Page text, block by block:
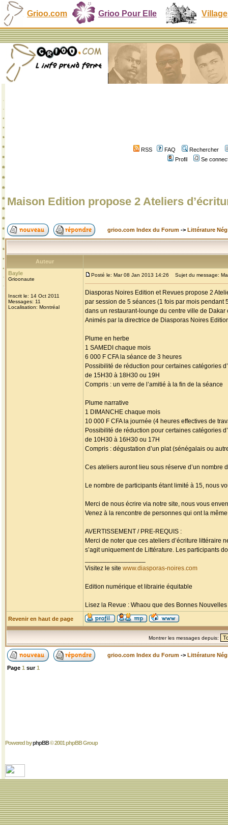
Grioo.com Grioo Pour Elle Village
RSS FAQ
Rechercher
Profil
Se
Maison Edition propose 2 Ateliers
grioo.com Index du Forum -> Littérature
Auteur
Bayle
Grioonaute
Inscrit le: 14 Oct 2011
Messages: 11
Localisation: Montréal
Posté le: Mar 08 Jan 2013 14:26 Sujet du message:
Diasporas Noires Edition et Revues propose 2
par session de 5 séances (1 fois par mois pendant
dans un restaurant-lounge du centre ville de
Animés par la directrice de Diasporas Noires
Plume en herbe
1 SAMEDI chaque mois
6 000 F CFA la séance de 3 heures
Possibilité de réduction pour certaines catégories
de 15H30 à 18H30 ou 19H
Compris : un verre de l’amitié à la fin de la séance
Plume narrative
1 DIMANCHE chaque mois
10 000 F CFA la journée (4 heures effectives de
Possibilité de réduction pour certaines catégories
de 10H30 à 16H30 ou 17H
Compris : dégustation d’un plat (sénégalais ou
Ces ateliers auront lieu sous réserve d’un nombre
Le nombre de participants étant limité à 15, nous
Merci de nous écrire via notre site, nous vous
Venez à la rencontre de personnes qui ont la
AVERTISSEMENT / PRE-REQUIS :
Merci de noter que ces ateliers d’écriture
s’agit uniquement de Littérature. Les participants
Visitez le site www.diasporas-noires.com
Edition numérique et librairie équitable
Lisez la Revue : Whaou que des Bonnes
Revenir en haut de page
Montrer les messages depuis:
grioo.com Index du Forum -> Littérature
Page 1 sur1
Powered byphpBB© 2001 phpBB Group